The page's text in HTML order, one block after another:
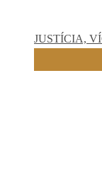
JUSTÍCIA,